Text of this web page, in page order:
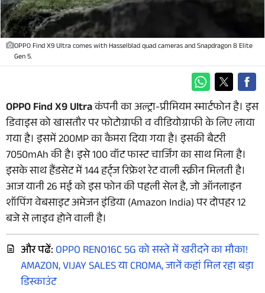
OPPO Find X9 Ultra comes with Hasselblad quad cameras and Snapdragon 8 Elite
Gen 5.
OPPO Find X9 Ultraकंपनी का अल्ट्रा-प्रीमियम स्मार्टफोन है। इस
डिवाइस को खासतौर पर फोटोग्राफी व वीडियोग्राफी के लिए लाया
गया है। इसमें 200MP का कैमरा दिया गया है। इसकी बैटरी
7050mAh की है। इसे 100 वॉट फास्ट चार्जिंग का साथ मिला है।
इसके साथ हैंडसेट में 144 हर्ट्ज रिफ्रेश रेट वाली स्क्रीन मिलती है।
आज यानी 26 मई को इस फोन की पहली सेल है, जो ऑनलाइन
शॉपिंग वेबसाइट अमेजन इंडिया (Amazon India) पर दोपहर 12
बजे से लाइव होने वाली है।
और पढें: OPPO RENO16C 5G को सस्ते में खरीदने का मौका!
AMAZON, VIJAY SALES या CROMA, जानें कहां मिल रहा बड़ा
डिस्काउंट